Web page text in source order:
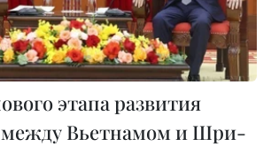
этапа развития
Вьетнамом и Шри-